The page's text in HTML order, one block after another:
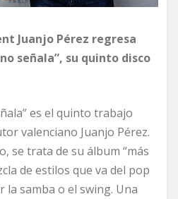
Juanjo Pérez regresa
señala”, su quinto disco
es el quinto trabajo
valenciano Juanjo Pérez.
se trata de su álbum “más
de estilos que va del pop
la samba o el swing. Una